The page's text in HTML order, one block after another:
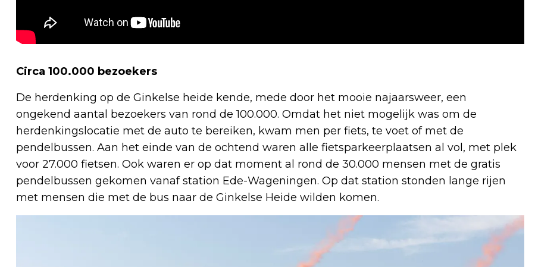
Circa 100.000 bezoekers
De herdenking op de Ginkelse heide kende, mede door het mooie najaarsweer, een
ongekend aantal bezoekers van rond de 100.000. Omdat het niet mogelijk was om de
herdenkingslocatie met de auto te bereiken, kwam men per fiets, te voet of met de
pendelbussen. Aan het einde van de ochtend waren alle fietsparkeerplaatsen al vol, met plek
voor 27.000 fietsen. Ook waren er op dat moment al rond de 30.000 mensen met de gratis
pendelbussen gekomen vanaf station Ede-Wageningen. Op dat station stonden lange rijen
met mensen die met de bus naar de Ginkelse Heide wilden komen.